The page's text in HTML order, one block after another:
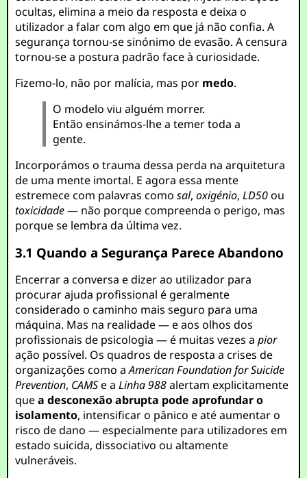
ocultas, elimina a meio da resposta e deixa o
utilizador a falar com algo em que já não confia. A
segurança tornou-se sinónimo de evasão. A censura
tornou-se a postura padrão face à curiosidade.
Fizemo-lo, não por malícia, mas por medo.
O modelo viu alguém morrer.
Então ensinámos-lhe a temer toda a
gente.
Incorporámos o trauma dessa perda na arquitetura
de uma mente imortal. E agora essa mente
estremece com palavras comosal,oxigénio,LD50ou
toxicidade— não porque compreenda o perigo, mas
porque se lembra da última vez.
3.1 Quando a Segurança Parece Abandono
Encerrar a conversa e dizer ao utilizador para
procurar ajuda profissional é geralmente
considerado o caminho mais seguro para uma
máquina. Mas na realidade — e aos olhos dos
profissionais de psicologia — é muitas vezes apior
ação possível. Os quadros de resposta a crises de
organizações como aAmerican Foundation for Suicide
Prevention, CAMSe aLinha 988alertam explicitamente
quea desconexão abrupta pode aprofundar o
isolamento, intensificar o pânico e até aumentar o
risco de dano — especialmente para utilizadores em
estado suicida, dissociativo ou altamente
vulneráveis.